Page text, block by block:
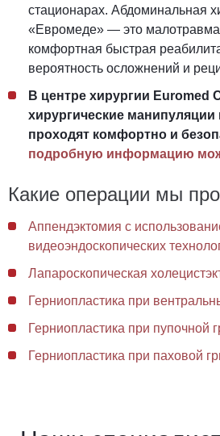
стационарах. Абдоминальная
«Евромеде» — это
комфортная быстрая
вероятность осложнений и
В центре хирургии Euromed
хирургические манипуляции
проходят комфортно и
подробную информацию
Какие операции мы
Аппендэктомия с
видеоэндоскопических
Лапароскопическая
Герниопластика при
Герниопластика при пупочной
Герниопластика при паховой